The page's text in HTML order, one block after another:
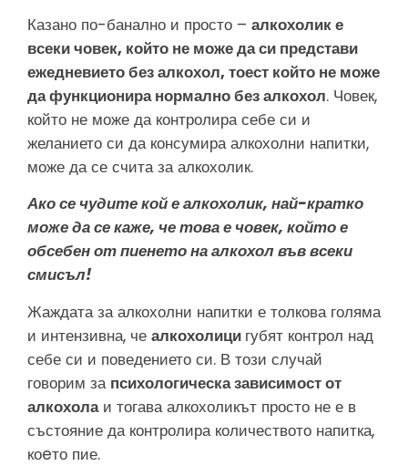
Казано по-банално и просто – алкохолик е
всеки човек, който не може да си представи
ежедневието без алкохол, тоест който не може
да функционира нормално без алкохол. Човек,
който не може да контролира себе си и
желанието си да консумира алкохолни напитки,
може да се счита за алкохолик.
Ако се чудите кой е алкохолик, най-кратко
може да се каже, че това е човек, който е
обсебен от пиенето на алкохол във всеки
смисъл!
Жаждата за алкохолни напитки е толкова голяма
и интензивна, че алкохолици губят контрол над
себе си и поведението си. В този случай
говорим за психологическа зависимост от
алкохолаи тогава алкохоликът просто не е в
състояние да контролира количеството напитка,
коeто пие.